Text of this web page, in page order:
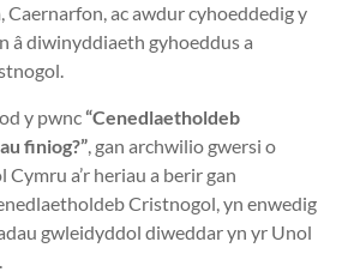
Caernarfon, ac awdur cyhoeddedig y
â diwinyddiaeth gyhoeddus a
y pwnc“Cenedlaetholdeb
finiog?”, gan archwilio gwersi o
a’r heriau a berir gan
Cristnogol, yn enwedig
gwleidyddol diweddar yn yr Unol